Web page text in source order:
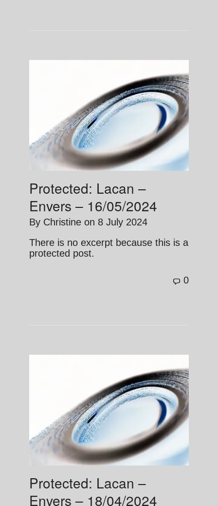
Protected: Lacan –
Envers – 16/05/2024
By Christine on 8 July 2024
There is no excerpt because this is a
protected post.
0
Protected: Lacan –
Envers – 18/04/2024